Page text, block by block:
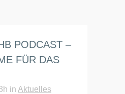
PODCAST –
FÜR DAS
in Aktuelles